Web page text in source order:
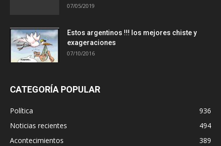
07/05/2019
Estos argentinos !!! los mejores chiste y
exageraciones
07/10/2016
CATEGORÍA POPULAR
Política
936
Noticias recientes
494
Acontecimientos
389